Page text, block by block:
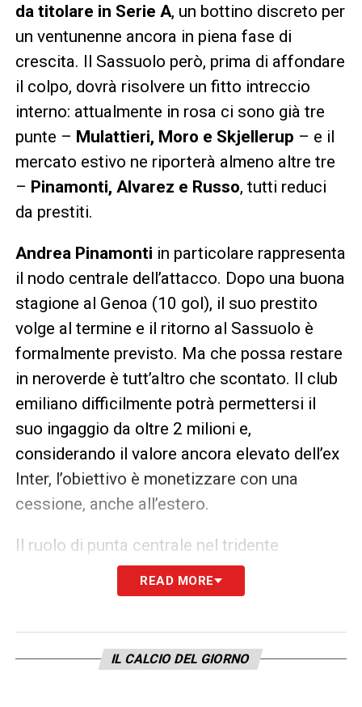
da titolare in Serie A, un bottino discreto per
un ventunenne ancora in piena fase di
crescita. Il Sassuolo però, prima di affondare
il colpo, dovrà risolvere un fitto intreccio
interno: attualmente in rosa ci sono già tre
punte – Mulattieri, Moro e Skjellerup – e il
mercato estivo ne riporterà almeno altre tre
– Pinamonti, Alvarez e Russo, tutti reduci
da prestiti.
Andrea Pinamonti in particolare rappresenta
il nodo centrale dell’attacco. Dopo una buona
stagione al Genoa (10 gol), il suo prestito
volge al termine e il ritorno al Sassuolo è
formalmente previsto. Ma che possa restare
in neroverde è tutt’altro che scontato. Il club
emiliano difficilmente potrà permettersi il
suo ingaggio da oltre 2 milioni e,
considerando il valore ancora elevato dell’ex
Inter, l’obiettivo è monetizzare con una
cessione, anche all’estero.
Il ruolo di punta centrale nel tridente
neroverde – vero perno dell’attacco – è
dunque ancora vacante. SeColombo
anche l’attenzione su giovani di prospettiva
Francesco Pio Esposito, reduce da
READ MORE
IL CALCIO DEL GIORNO